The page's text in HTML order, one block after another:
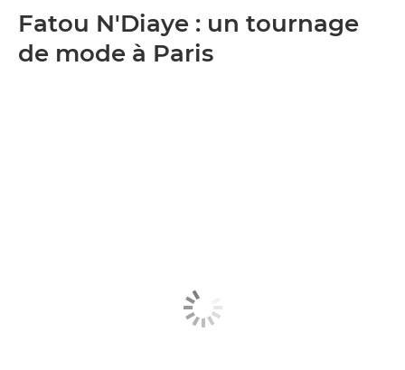
Fatou N'Diaye : un tournage
de mode à Paris